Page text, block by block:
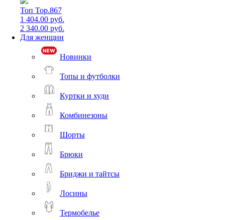
Топ Top.867
1 404.00 руб.
2 340.00 руб.
Для женщин
Новинки
Топы и футболки
Куртки и худи
Комбинезоны
Шорты
Брюки
Бриджи и тайтсы
Лосины
Термобелье